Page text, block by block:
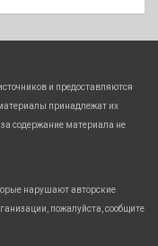
и предоставляются
принадлежат их
содержание материала не
нарушают авторские
пожалуйста, сообщите